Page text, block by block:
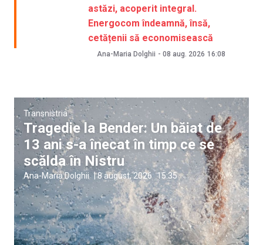
astăzi, acoperit integral.
Energocom îndeamnă, însă,
cetățenii să economisească
Ana-Maria Dolghii - 08 aug. 2026 16:08
Transnistria
Tragedie la Bender: Un băiat de
13 ani s-a înecat în timp ce se
scălda în Nistru
Ana-Maria Dolghii |8 august, 2026 15:35